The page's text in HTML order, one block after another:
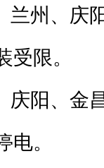
兰州、庆
限。
庆阳、金
。